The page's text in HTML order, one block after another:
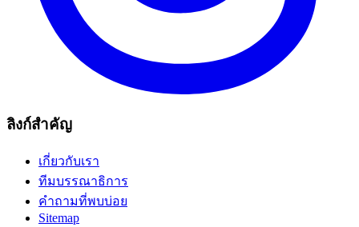
ลิงก์สำคัญ
เกี่ยวกับเรา
ทีมบรรณาธิการ
คำถามที่พบบ่อย
Sitemap